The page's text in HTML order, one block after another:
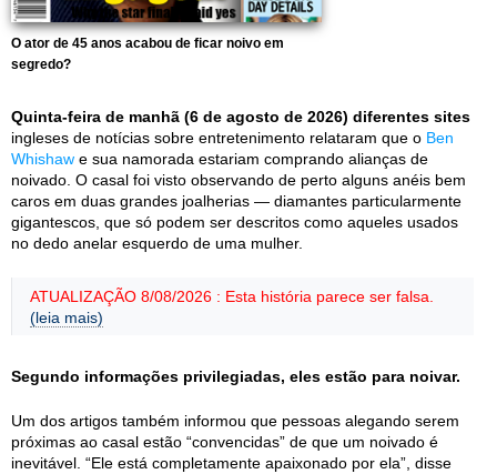
O ator de 45 anos acabou de ficar noivo em
segredo?
Quinta-feira de manhã (6 de agosto de 2026) diferentes sites
ingleses de notícias sobre entretenimento relataram que o Ben
Whishaw e sua namorada estariam comprando alianças de
noivado. O casal foi visto observando de perto alguns anéis bem
caros em duas grandes joalherias — diamantes particularmente
gigantescos, que só podem ser descritos como aqueles usados
no dedo anelar esquerdo de uma mulher.
ATUALIZAÇÃO 8/08/2026 : Esta história parece ser falsa.
(leia mais)
Segundo informações privilegiadas, eles estão para noivar.
Um dos artigos também informou que pessoas alegando serem
próximas ao casal estão “convencidas” de que um noivado é
inevitável. “Ele está completamente apaixonado por ela”, disse